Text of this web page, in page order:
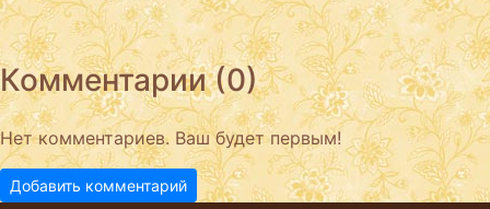
Комментарии (0)
Нет комментариев. Ваш будет первым!
Добавить комментарий